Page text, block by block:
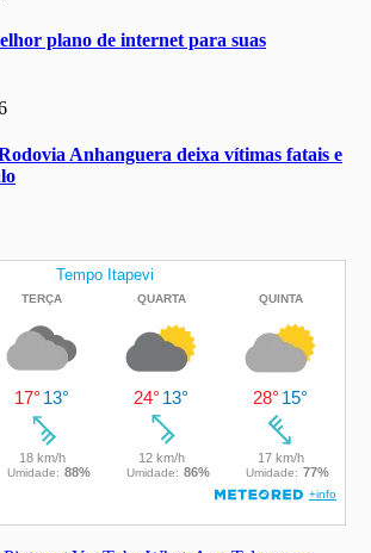
plano de internet para suas
Anhanguera deixa vítimas fatais e